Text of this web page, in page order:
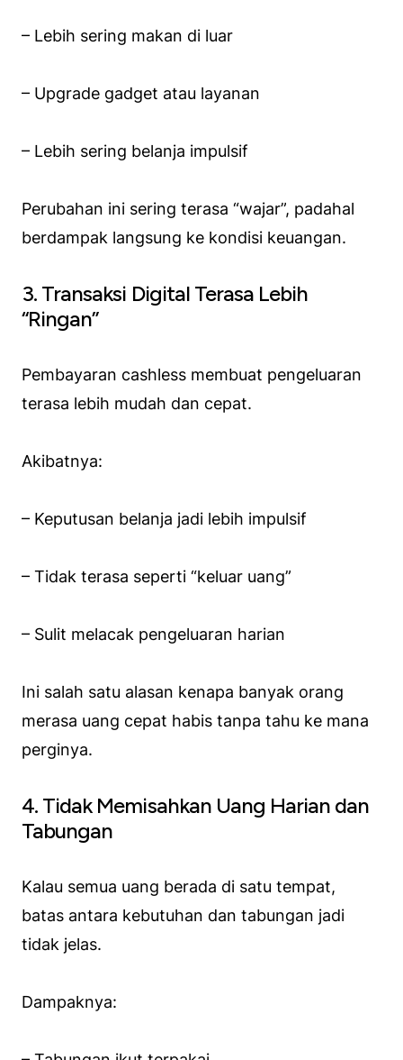
– Lebih sering makan di luar
– Upgrade gadget atau layanan
– Lebih sering belanja impulsif
Perubahan ini sering terasa “wajar”, padahal
berdampak langsung ke kondisi keuangan.
3. Transaksi Digital Terasa Lebih
“Ringan”
Pembayaran cashless membuat pengeluaran
terasa lebih mudah dan cepat.
Akibatnya:
– Keputusan belanja jadi lebih impulsif
– Tidak terasa seperti “keluar uang”
– Sulit melacak pengeluaran harian
Ini salah satu alasan kenapa banyak orang
merasa uang cepat habis tanpa tahu ke mana
perginya.
4. Tidak Memisahkan Uang Harian dan
Tabungan
Kalau semua uang berada di satu tempat,
batas antara kebutuhan dan tabungan jadi
tidak jelas.
Dampaknya: